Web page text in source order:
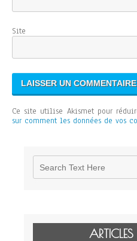
Site
Ce site utilise Akismet pour
sur comment les données de vos
ARTICLES